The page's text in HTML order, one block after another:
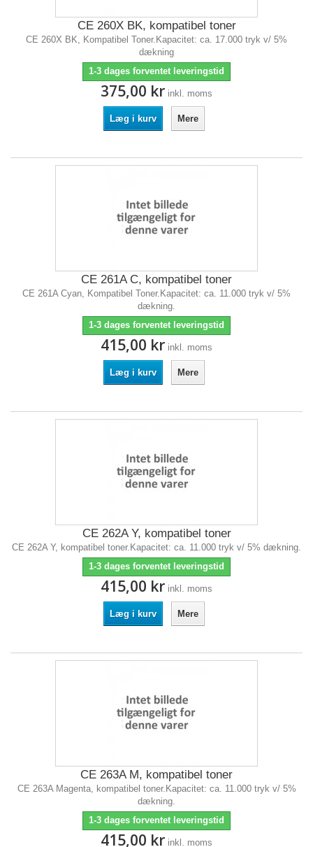
CE 260X BK, kompatibel toner
CE 260X BK, Kompatibel Toner.Kapacitet: ca. 17.000 tryk v/ 5%
dækning
1-3 dages forventet leveringstid
375,00 kr inkl. moms
Læg i kurv Mere
CE 261A C, kompatibel toner
CE 261A Cyan, Kompatibel Toner.Kapacitet: ca. 11.000 tryk v/ 5%
dækning.
1-3 dages forventet leveringstid
415,00 kr inkl. moms
Læg i kurv Mere
CE 262A Y, kompatibel toner
CE 262A Y, kompatibel toner.Kapacitet: ca. 11.000 tryk v/ 5% dækning.
1-3 dages forventet leveringstid
415,00 kr inkl. moms
Læg i kurv Mere
CE 263A M, kompatibel toner
CE 263A Magenta, kompatibel toner.Kapacitet: ca. 11.000 tryk v/ 5%
dækning.
1-3 dages forventet leveringstid
415,00 kr inkl. moms